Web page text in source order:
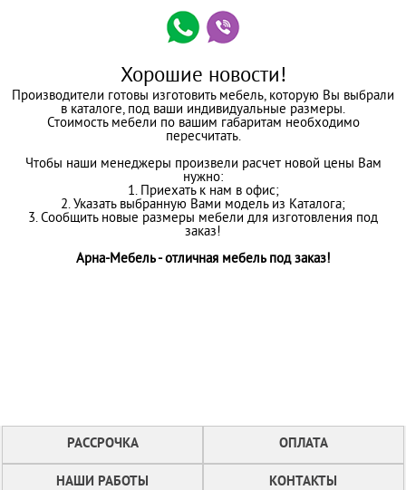
Хорошие новости!
Производители готовы изготовить мебель, которую Вы выбрали
в каталоге, под ваши индивидуальные размеры.
Стоимость мебели по вашим габаритам необходимо
пересчитать.
Чтобы наши менеджеры произвели расчет новой цены Вам
нужно:
1. Приехать к нам в офис;
2. Указать выбранную Вами модель из Каталога;
3. Сообщить новые размеры мебели для изготовления под
заказ!
Арна-Мебель - отличная мебель под заказ!
РАССРОЧКА ОПЛАТА
НАШИ РАБОТЫ КОНТАКТЫ